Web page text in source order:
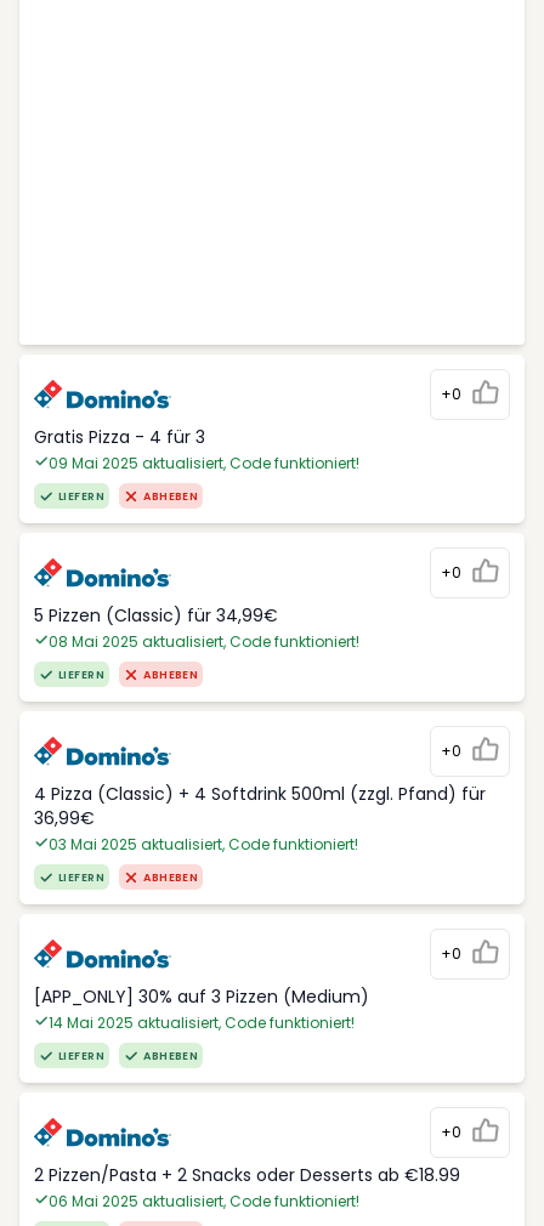
+0
Gratis Pizza - 4 für 3
09 Mai 2025 aktualisiert, Code funktioniert!
LIEFERN ABHEBEN
+0
5 Pizzen (Classic) für 34,99€
08 Mai 2025 aktualisiert, Code funktioniert!
LIEFERN ABHEBEN
+0
4 Pizza (Classic) + 4 Softdrink 500ml (zzgl. Pfand) für
36,99€
03 Mai 2025 aktualisiert, Code funktioniert!
LIEFERN ABHEBEN
+0
[APP_ONLY] 30% auf 3 Pizzen (Medium)
14 Mai 2025 aktualisiert, Code funktioniert!
LIEFERN ABHEBEN
+0
2 Pizzen/Pasta + 2 Snacks oder Desserts ab €18.99
06 Mai 2025 aktualisiert, Code funktioniert!